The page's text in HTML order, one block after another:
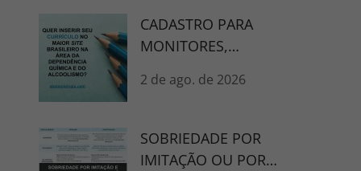
CADASTRO PARA
MONITORES,
TERAPEUTAS
2 de ago. de 2026
SOBRIEDADE POR
IMITAÇÃO OU POR